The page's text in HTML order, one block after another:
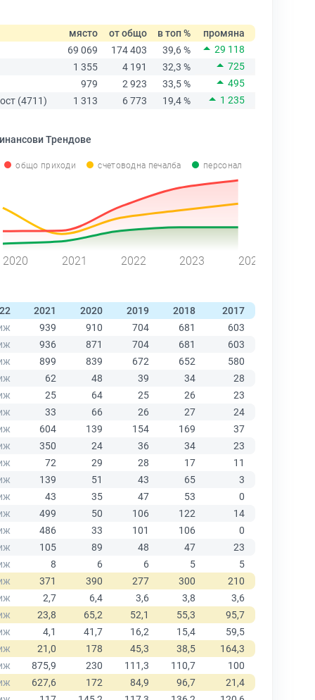
място от общо в топ %
промяна
69 069
174 403 39,6 %
29 118
1 355
4 191 32,3 %
725
979
2 923 33,5 %
495
(4711)
1 313 6 773 19,4 % 1 235
Трендове
общо приходи счетоводна печалба персонал
2020 2021 2022 2023 2024
2021 2020 2019 2018 2017